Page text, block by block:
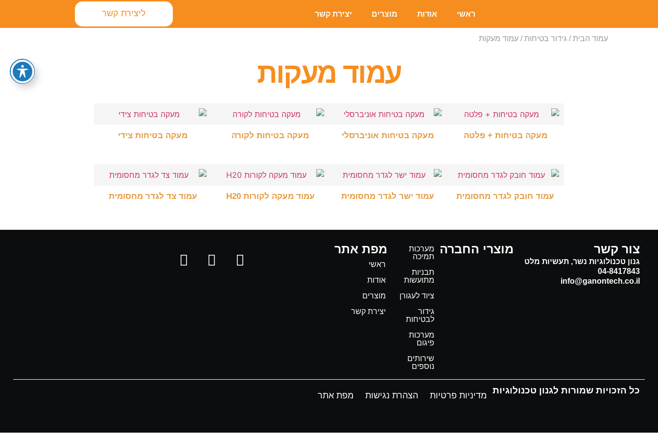
ראשי אודות מוצרים יצירת קשר ליצירת קשר
עמוד הבית/ גידור בטיחות/ עמוד מעקות
עמוד מעקות
מעקה בטיחות + פלטה מעקה בטיחות אוניברסלי מעקה בטיחות לקורה מעקה בטיחות צידי
עמוד חובק לגדר מחסומית עמוד ישר לגדר מחסומית עמוד מעקה לקורות H20 עמוד צד לגדר מחסומית
צור קשר
גנון טכנולוגיות נשר, תעשיות מלט
04-8417843
info@ganontech.co.il
מוצרי החברה
מערכות
תמיכה
תבניות
מתועשות
ציוד לעגורן
גידור
לבטיחות
מערכות
פיגום
שירותים
נוספים
מפת אתר
ראשי
אודות
מוצרים
יצירת קשר
כל הזכויות שמורות לגנון טכנולוגיות מדיניות פרטיות הצהרת נגישות מפת אתר